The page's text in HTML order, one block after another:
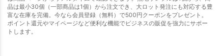
品は最小30個（一部商品は1個）から注文でき、大ロット発注にも対応する豊
富な在庫を完備。今なら会員登録（無料）で500円クーポンをプレゼント。
ポイント還元やマイページなど便利な機能でビジネスの販促を強力にサポー
トします。